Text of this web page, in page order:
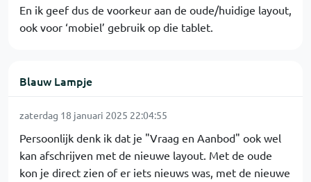
En ik geef dus de voorkeur aan de oude/huidige layout,
ook voor ‘mobiel’ gebruik op die tablet.
Blauw Lampje
zaterdag 18 januari 2025 22:04:55
Persoonlijk denk ik dat je "Vraag en Aanbod" ook wel
kan afschrijven met de nieuwe layout. Met de oude
kon je direct zien of er iets nieuws was, met de nieuwe